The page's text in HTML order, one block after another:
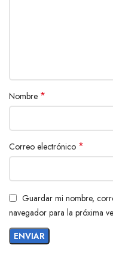
Nombre *
Correo electrónico *
Guardar mi nombre,
navegador para la próxima